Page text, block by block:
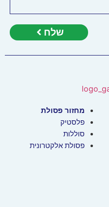
שלח
מחזור פסולת
פלסטיק
סוללות
פסולת אלקטרונית